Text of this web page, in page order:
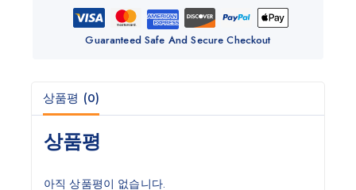
Guaranteed Safe And Secure Checkout
상품평 (0)
상품평
아직 상품평이 없습니다.